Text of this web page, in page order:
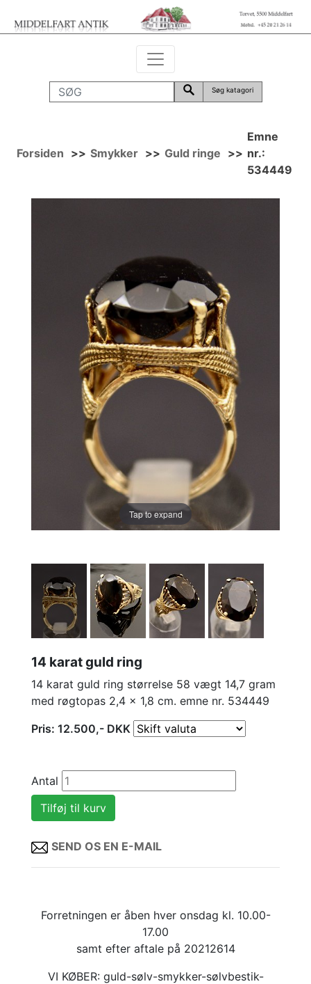
Søg katagori
Forsiden >> Smykker >> Guld ringe >>
Emne
nr.:
534449
Tap to expand
14 karat guld ring
14 karat guld ring størrelse 58 vægt 14,7 gram
med røgtopas 2,4 x 1,8 cm. emne nr. 534449
Pris: 12.500,- DKK
Antal
SEND OS EN E-MAIL
Forretningen er åben hver onsdag kl. 10.00-
17.00
samt efter aftale på 20212614
VI KØBER: guld-sølv-smykker-sølvbestik-